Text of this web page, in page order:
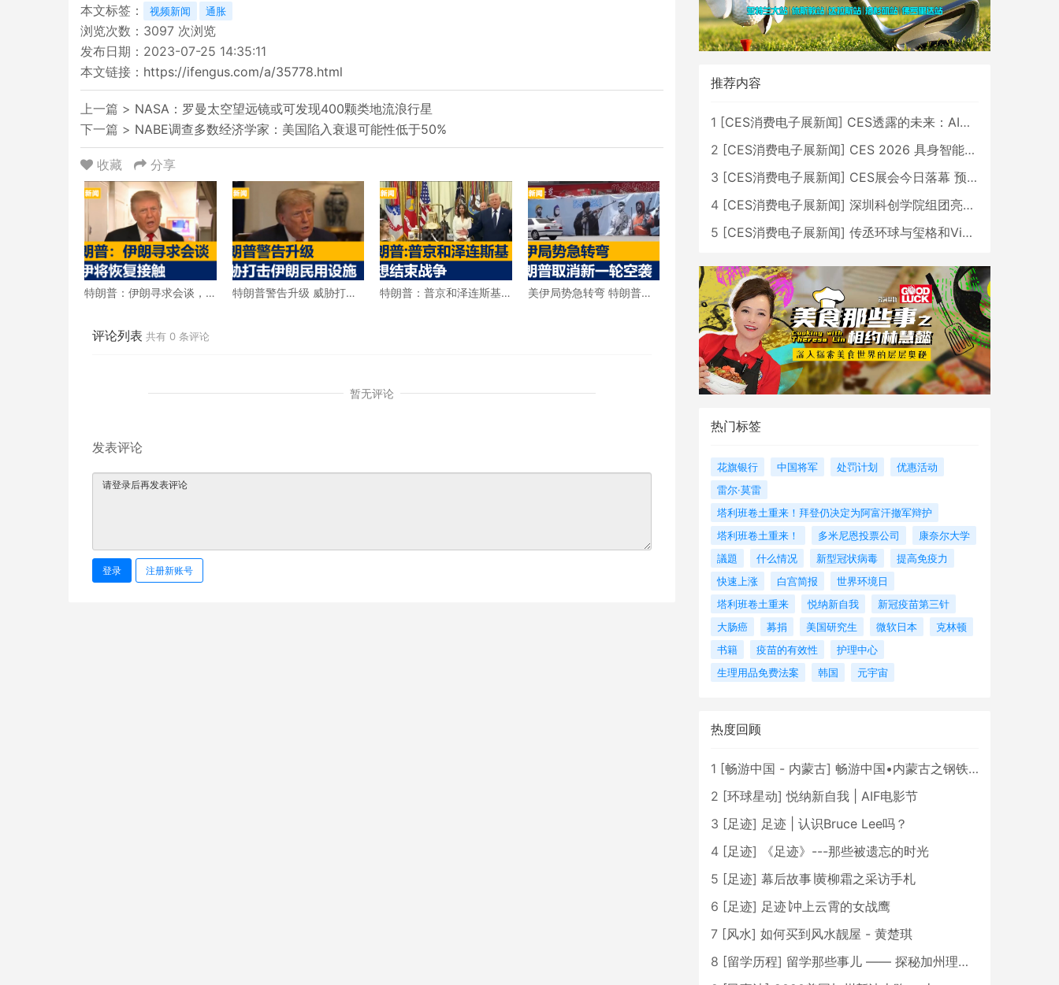
本文标签：
视频新闻 通胀
浏览次数： 3097 次浏览
发布日期：2023-07-25 14:35:11
本文链接： https://ifengus.com/a/35778.html
上一篇 > NASA：罗曼太空望远镜或可发现400颗类地流浪行星
下一篇 > NABE调查多数经济学家：美国陷入衰退可能性低于50%
收藏 分享
特朗普：伊朗寻求会谈，
特朗普警告升级 威胁打击
特朗普：普京和泽连斯基
美伊局势急转弯 特朗普宣
评论列表 共有 0 条评论
暂无评论
发表评论
登录 注册新账号
推荐内容
1 [CES消费电子展新闻] CES透露的未来：AI、机器人与智能生活大爆发
2 [CES消费电子展新闻] CES 2026 具身智能与创新领域 中国公司大放异彩
3 [CES消费电子展新闻] CES展会今日落幕 预计2026行业收入将超五千亿美元
4 [CES消费电子展新闻] 深圳科创学院组团亮相CES 广受好评
5 [CES消费电子展新闻] 传丞环球与玺格和VibeLens共同推出全新耳机
热门标签
花旗银行 中国将军 处罚计划
优惠活动
雷尔·莫雷
塔利班卷土重来！拜登仍决定为阿富汗撤军辩护
塔利班卷土重来！
多米尼恩投票公司
康奈尔大学
議題
什么情况 新型冠状病毒
提高免疫力
快速上涨
白宫简报
世界环境日
塔利班卷土重来
悦纳新自我
新冠疫苗第三针
大肠癌
募捐 美国研究生 微软日本
克林顿
书籍
疫苗的有效性
护理中心
生理用品免费法案
韩国 元宇宙
热度回顾
1 [畅游中国 - 内蒙古] 畅游中国•内蒙古之钢铁骄子，魅力包头
2 [环球星动] 悦纳新自我 | AIF电影节
3 [足迹] 足迹 | 认识Bruce Lee吗？
4 [足迹]
《足迹》---那些被遗忘的时光
5 [足迹] 幕后故事∣黄柳霜之采访手札
6 [足迹] 足迹∣冲上云霄的女战鹰
7 [风水] 如何买到风水靓屋 - 黄楚琪
8 [留学历程] 留学那些事儿 —— 探秘加州理工学院Caltech博士生活 [上集]